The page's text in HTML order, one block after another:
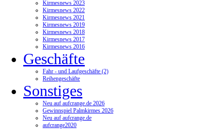
Kirmesnews 2023
Kirmesnews 2022
Kirmesnews 2021
Kirmesnews 2019
Kirmesnews 2018
Kirmesnews 2017
Kirmesnews 2016
Geschäfte
Fahr - und Laufgeschäfte (2)
Reihengeschäfte
Sonstiges
Neu auf aufcrange.de 2026
Gewinnspiel Palmkirmes 2026
Neu auf aufcrange.de
aufcrange2020